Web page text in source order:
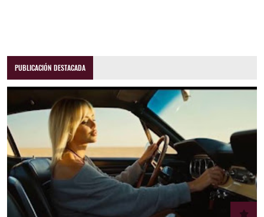
PUBLICACIÓN DESTACADA